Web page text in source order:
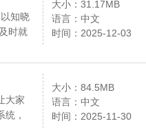
大小：31.17MB
语言：中文
时间：2025-12-03
知晓
时就
大小：84.5MB
语言：中文
时间：2025-11-30
大家
，